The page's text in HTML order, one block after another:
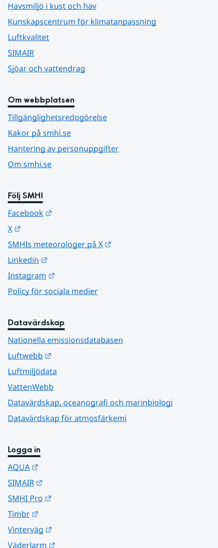
Havsmiljö i kust och hav
Kunskapscentrum för klimatanpassning
Luftkvalitet
SIMAIR
Sjöar och vattendrag
Om webbplatsen
Tillgänglighetsredogörelse
Kakor på smhi.se
Hantering av personuppgifter
Om smhi.se
Följ SMHI
Facebook
X
SMHIs meteorologer på X
Linkedin
Instagram
Policy för sociala medier
Datavärdskap
Nationella emissionsdatabasen
Luftwebb
Luftmiljödata
VattenWebb
Datavärdskap, oceanografi och marinbiologi
Datavärdskap för atmosfärkemi
Logga in
AQUA
SIMAIR
SMHI Pro
Timbr
Vinterväg
Väderlarm